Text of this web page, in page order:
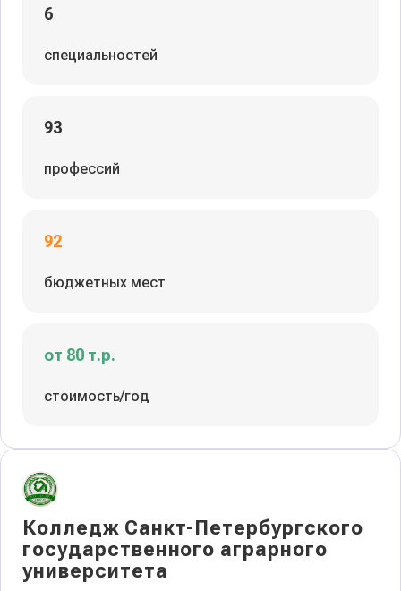
6
специальностей
93
профессий
92
бюджетных мест
от 80 т.р.
стоимость/год
Колледж Санкт-Петербургского
государственного аграрного
университета